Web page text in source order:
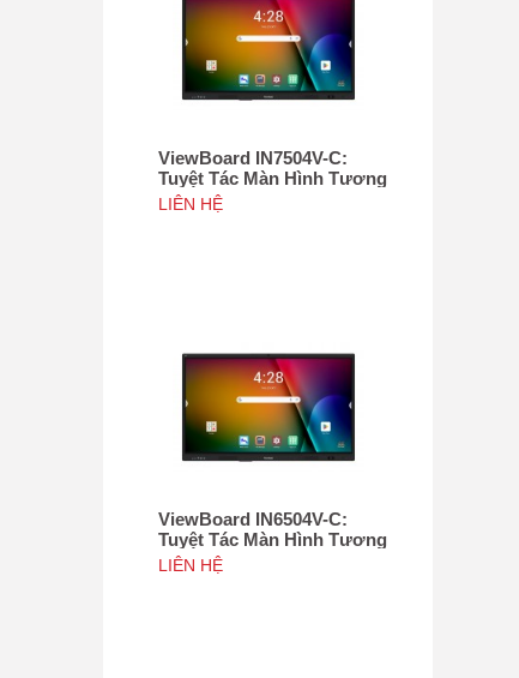
ViewBoard IN7504V-C:
Tuyệt Tác Màn Hình Tương
Tác 75", Tích hợp camera
4K độ phân giải 50MP, NFC
LIÊN HỆ
ViewBoard IN6504V-C:
Tuyệt Tác Màn Hình Tương
Tác 65inch, Tích hợp
camera 4K độ phân giải
LIÊN HỆ